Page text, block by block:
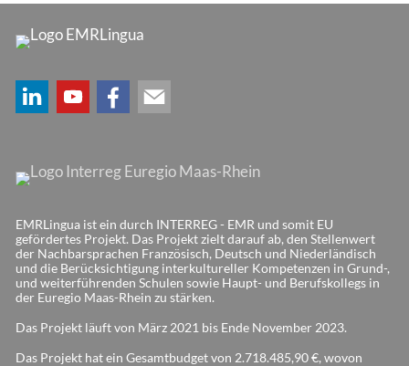
EMRLingua ist ein durch INTERREG - EMR und somit EU
gefördertes Projekt. Das Projekt zielt darauf ab, den Stellenwert
der Nachbarsprachen Französisch, Deutsch und Niederländisch
und die Berücksichtigung interkultureller Kompetenzen in Grund-,
und weiterführenden Schulen sowie Haupt- und Berufskollegs in
der Euregio Maas-Rhein zu stärken.
Das Projekt läuft von März 2021 bis Ende November 2023.
Das Projekt hat ein Gesamtbudget von 2.718.485,90 €, wovon